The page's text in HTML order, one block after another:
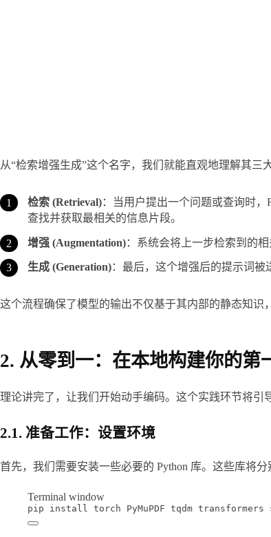
从“检索增强生成”这个名字，我们就能直观地理解其三
检索 (Retrieval)：当用户提出一个问题或查询时
查找并获取最相关的信息片段。
增强 (Augmentation)：系统会将上一步检索到的
生成 (Generation)：最后，这个增强后的提示词
这个流程确保了模型的输出不仅基于其内部的静态知识
2. 从零到一：在本地构建你的第
理论讲完了，让我们开始动手编码。这个实践环节将引
2.1. 准备工作：设置环境
首先，我们需要安装一些必要的 Python 库。这些库将
Terminal window
pip install torch PyMuPDF tqdm transformers